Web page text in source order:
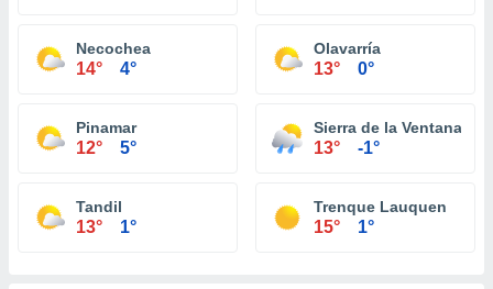
Necochea
14° 4°
Olavarría
13° 0°
Pinamar
12° 5°
Sierra de la Ventana
13° -1°
Tandil
13° 1°
Trenque Lauquen
15° 1°